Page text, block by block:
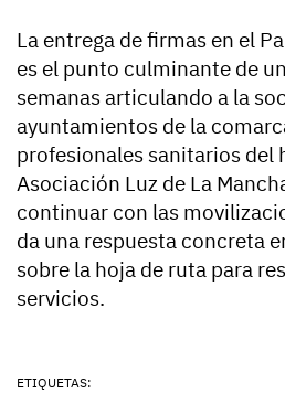
La entrega de firmas en el
es el punto culminante de
semanas articulando a la
ayuntamientos de la
profesionales sanitarios del
Asociación Luz de La
continuar con las
da una respuesta concreta
sobre la hoja de ruta para
servicios.
ETIQUETAS: